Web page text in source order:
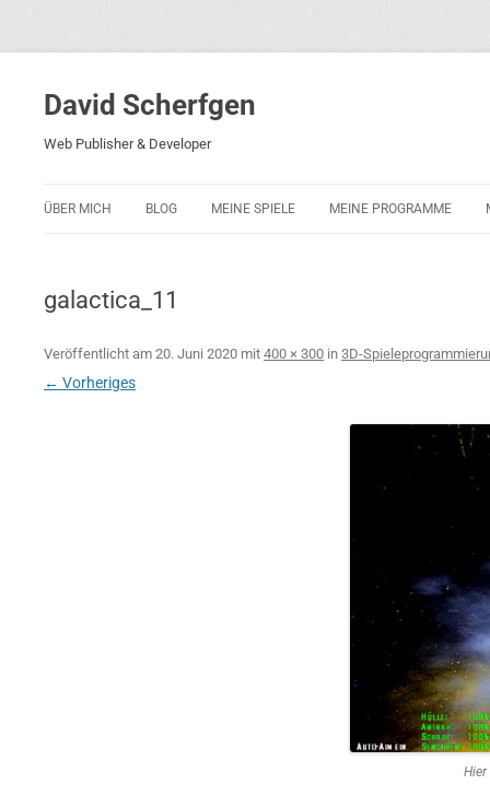
David Scherfgen
Web Publisher & Developer
ÜBER MICH BLOG MEINE SPIELE MEINE PROGRAMME
galactica_11
Veröffentlicht am 20. Juni 2020 mit 400 × 300 in 3D-
← Vorheriges
Hier